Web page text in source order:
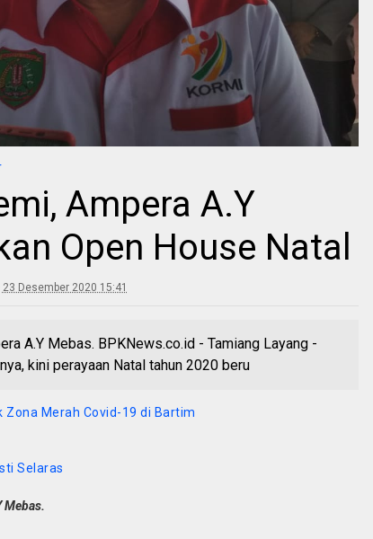
Ampera A.Y
Open House Natal
23 Desember 2020 15:41
A.Y Mebas. BPKNews.co.id - Tamiang Layang -
kini perayaan Natal tahun 2020 beru
Zona Merah Covid-19 di Bartim
Selaras
Mebas.